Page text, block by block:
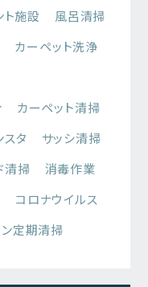
ト施設
風呂清掃
カーペット洗浄
カーペット清掃
スタ
サッシ清掃
清掃
消毒作業
コロナウイルス
ン定期清掃